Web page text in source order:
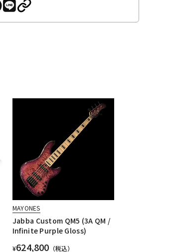
MAYONES
Jabba Custom QM5 (3A QM /
Infinite Purple Gloss)
¥624,800 （税込）